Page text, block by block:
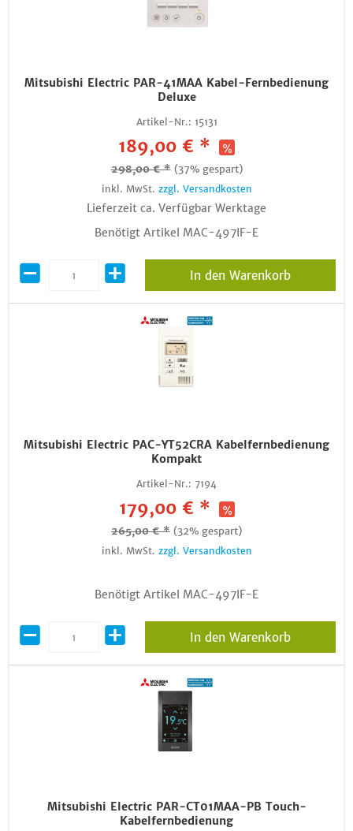
Mitsubishi Electric PAR-41MAA Kabel-Fernbedienung
Deluxe
Artikel-Nr.: 15131
189,00 € *
298,00 € * (37% gespart)
inkl. MwSt. zzgl. Versandkosten
Lieferzeit ca. Verfügbar Werktage
Benötigt Artikel MAC-497IF-E
In den Warenkorb
Mitsubishi Electric PAC-YT52CRA Kabelfernbedienung
Kompakt
Artikel-Nr.: 7194
179,00 € *
265,00 € * (32% gespart)
inkl. MwSt. zzgl. Versandkosten
Benötigt Artikel MAC-497IF-E
In den Warenkorb
Mitsubishi Electric PAR-CT01MAA-PB Touch-
Kabelfernbedienung